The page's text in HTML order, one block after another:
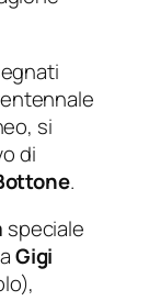
si
di
.
speciale
Gigi